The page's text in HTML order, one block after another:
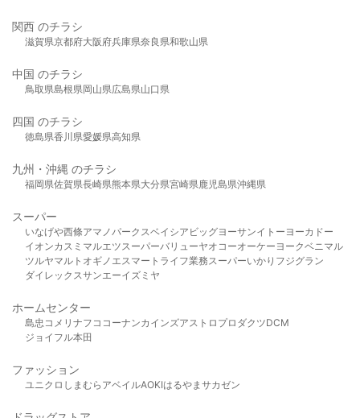
関西 のチラシ
滋賀県京都府大阪府兵庫県奈良県和歌山県
中国 のチラシ
鳥取県島根県岡山県広島県山口県
四国 のチラシ
徳島県香川県愛媛県高知県
九州・沖縄 のチラシ
福岡県佐賀県長崎県熊本県大分県宮崎県鹿児島県沖縄県
スーパー
いなげや西條アマノパークスベイシア ビッグヨーサンイトーヨーカドー
イオンカスミ マルエツスーパーバリューヤオコーオーケー ヨークベニマル
ツルヤマルト オギノ エスマート ライフ業務スーパーいかり フジグラン
ダイレックスサンエーイズミヤ
ホームセンター
島忠 コメリ ナフコ コーナンカインズアストロプロダクツDCM
ジョイフル本田
ファッション
ユニクロ しまむら アベイルAOKIはるやま サカゼン